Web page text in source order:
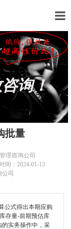
询！
首页
关于我
管理咨
KPI绩
薪酬设
文化绩
批量
理咨询公司
时间：2024-01-13
司
公式得出本期应购
存量-前期预估库
实务操作中，采